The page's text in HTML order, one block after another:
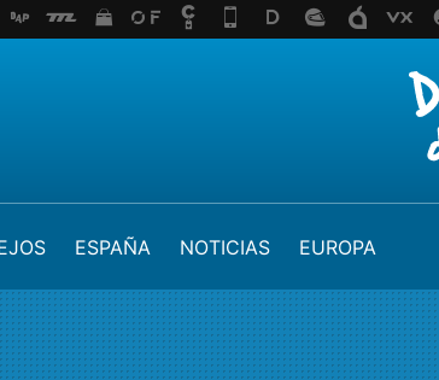
ESPAÑA NOTICIAS EUROPA